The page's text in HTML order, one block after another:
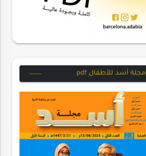
مجلة أسد للأطفال pdf